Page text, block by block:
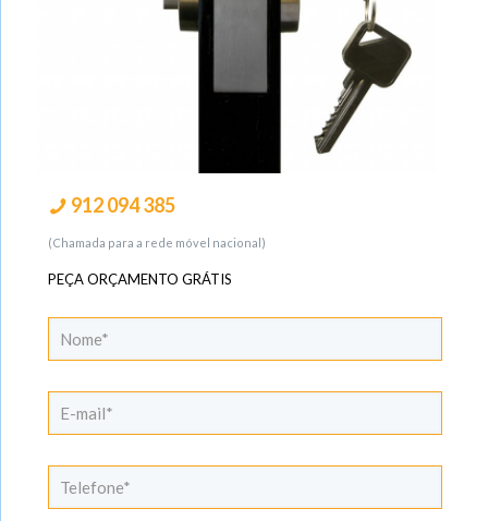
912 094 385
(Chamada para a rede móvel nacional)
PEÇA ORÇAMENTO GRÁTIS